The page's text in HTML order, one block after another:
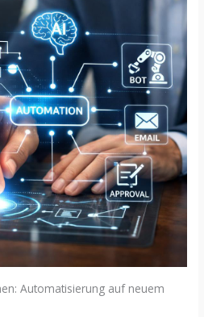
Automatisierung auf neuem